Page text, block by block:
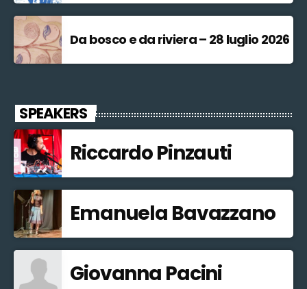
Da bosco e da riviera – 28 luglio 2026
SPEAKERS
Riccardo Pinzauti
Emanuela Bavazzano
Giovanna Pacini